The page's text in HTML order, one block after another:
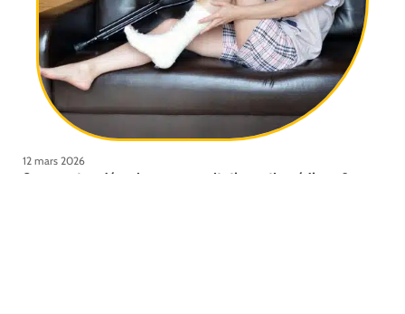
12 mars 2026
Comment se déroule une consultation orthopédique ?